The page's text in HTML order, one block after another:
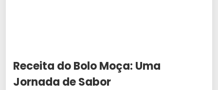
Receita do Bolo Moça: Uma
Jornada de Sabor